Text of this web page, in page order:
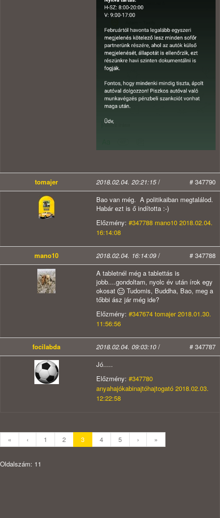
tomajer 2018.02.04. 20:21:15/
# 347790
Bao van még. A politikaiban megtalálod.
Habár ezt is ő indította :-)
Előzmény: #347788 mano10 2018.02.04.
16:14:08
mano10 2018.02.04. 16:14:09 /
# 347788
A tabletnél még a tablettás is
jobb....gondoltam, nyolc év után írok egy
okosat
Tudomis, Buddha, Bao, meg a
tőbbi ász jár még ide?
Előzmény: #347674 tomajer 2018.01.30.
11:56:56
focilabda 2018.02.04. 09:03:10 /
# 347787
Jó.....
Előzmény: #347780
anyahajókabinajtóhajtogató 2018.02.03.
12:22:58
« ‹ 1 2 3 4 5 › »
Oldalszám: 11